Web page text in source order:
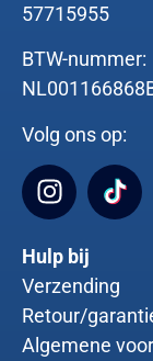
57715955
BTW-nummer:
Volg ons op:
Hulp bij
Verzending
Retour/
Algemene